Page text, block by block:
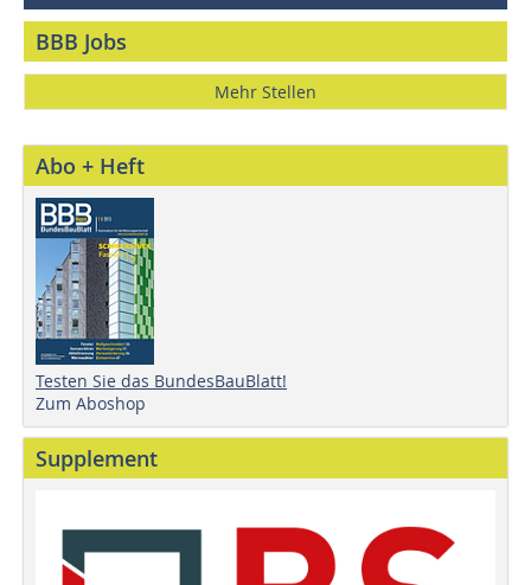
BBB Jobs
Mehr Stellen
Abo + Heft
Testen Sie das BundesBauBlatt!
Zum Aboshop
Supplement